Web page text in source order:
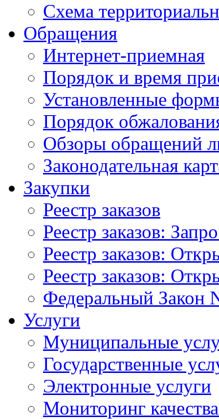
Схема
Обращения
Интернет-приемная
Порядок и время
Установленные
Порядок
Обзоры обращений
Законодательная
Закупки
Реестр заказов
Реестр заказов:
Реестр заказов:
Реестр заказов:
Федеральный Закон
Услуги
Муниципальные
Государственные
Электронные услуги
Мониторинг